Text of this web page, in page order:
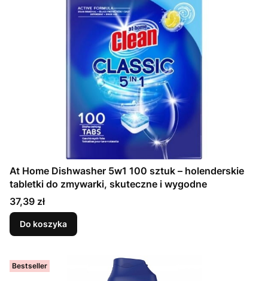
At Home Dishwasher 5w1 100 sztuk – holenderskie
tabletki do zmywarki, skuteczne i wygodne
Cena
37,39 zł
Do koszyka
Bestseller